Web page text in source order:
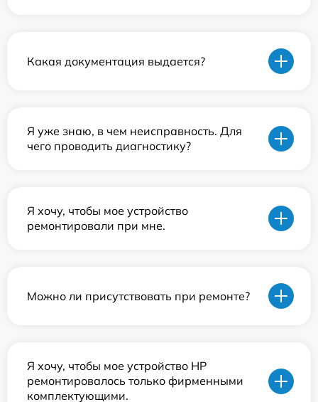
Какая документация выдается?
Я уже знаю, в чем неисправность. Для
чего проводить диагностику?
Я хочу, чтобы мое устройство
ремонтировали при мне.
Можно ли присутствовать при ремонте?
Я хочу, чтобы мое устройство HP
ремонтировалось только фирменными
комплектующими.